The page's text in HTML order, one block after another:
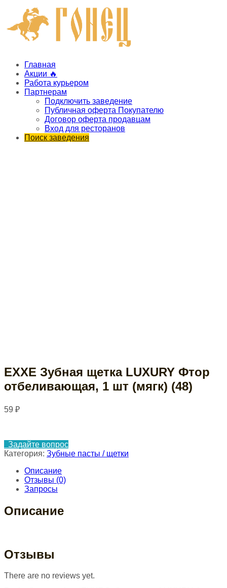
Главная
Акции 🔥
Работа курьером
Партнерам
Подключить заведение
Публичная оферта Покупателю
Договор оферта продавцам
Вход для ресторанов
Поиск заведения
EXXE Зубная щетка LUXURY Фтор
отбеливающая, 1 шт (мягк) (48)
59 ₽
Задайте вопрос
Категория: Зубные пасты / щетки
Описание
Отзывы (0)
Запросы
Описание
Отзывы
There are no reviews yet.